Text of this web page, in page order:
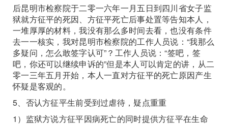
后昆明市检察院于二零一六年一月五日到四川省女子监
狱就方征平的死因、方征平死亡后事处置等告知本人，
一堆厚厚的材料，我没有那么多时间去看，也没有条件
去一一核实，我对昆明市检察院的工作人员说：“我那么
多疑问，怎么敢签字认可”？工作人员说：“签吧，签
吧，你还可以继续申诉的”但是本人可以肯定的讲，从二
零一三年五月开始，本人一直对方征平的死亡原因产生
怀疑是客观的。
5、否认方征平生前受到过虐待，疑点重重
1）监狱方说方征平因病死亡的同时提供方征平在生命